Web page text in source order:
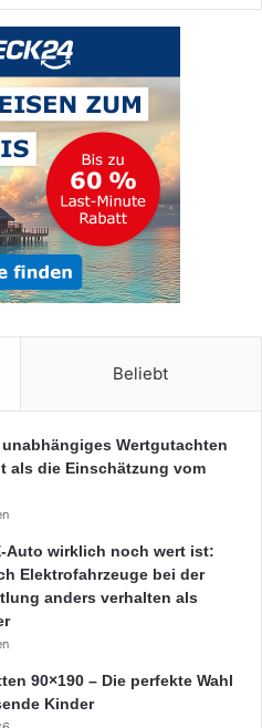
Beliebt
unabhängiges Wertgutachten
als die Einschätzung vom
Auto wirklich noch wert ist:
Elektrofahrzeuge bei der
anders verhalten als
90×190 – Die perfekte Wahl
Kinder